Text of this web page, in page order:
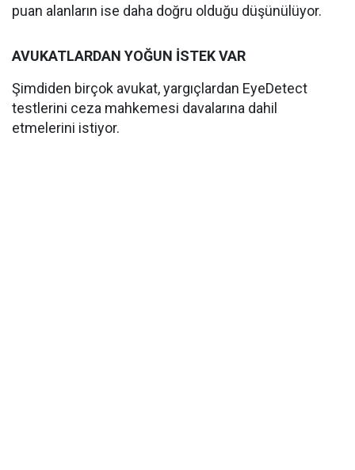
puan alanların ise daha doğru olduğu düşünülüyor.
AVUKATLARDAN YOĞUN İSTEK VAR
Şimdiden birçok avukat, yargıçlardan EyeDetect
testlerini ceza mahkemesi davalarına dahil
etmelerini istiyor.